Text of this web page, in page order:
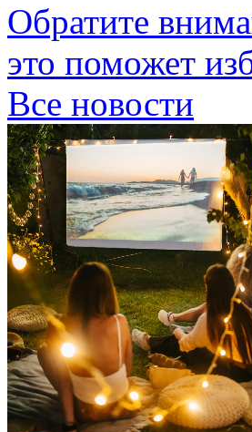
Обратите
это поможет
Все новости